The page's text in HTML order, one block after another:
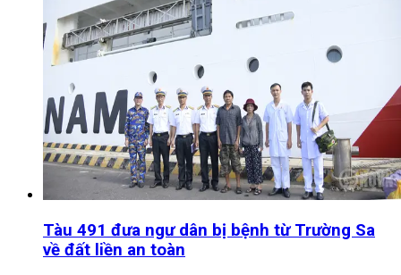
Tàu 491 đưa ngư dân bị bệnh từ Trường Sa
về đất liền an toàn